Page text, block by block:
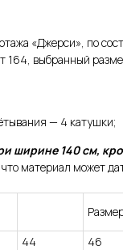
«Джерси», по
выбранный
— 4 катушки;
ширине 140 см,
материал может
44 46